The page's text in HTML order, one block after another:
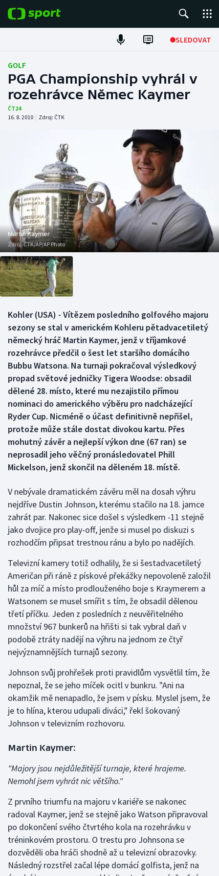
SLEDOVAT
Fotbal
Hokej
Tenis
DALŠÍ SPORTY
Americký fotbal
Baseball a softbal
Basketbal
Biatlon
Boby a skeleton
Box
Curling
Dostihy
Florbal
Futsal
Golf
Gymnastika
Jezdectví
Judo
Lezení
Lyže a snowboard
Moderní pětiboj
Motorsport
Olympijské hry
Parasport
Plavání
Plážový volejbal
Ragby
Rychlobruslení
Rychlostní kanoistika
Short track
Sportovní střelba
NEPŘEHLÉDNĚTE
Soutěže
Historické návraty
Aplikace ČT sport
AZ kvíz
GOLF
PGA Championship vyhrál v
rozehrávce Němec Kaymer
ČT24
16. 8. 2010 | Zdroj: ČTK
Martin Kaymer
Zdroj:ČTK/AP/AP Photo
Kohler (USA) - Vítězem posledního golfového majoru
sezony se stal v americkém Kohleru pětadvacetiletý
německý hráč Martin Kaymer, jenž v tříjamkové
rozehrávce předčil o šest let staršího domácího
Bubbu Watsona. Na turnaji pokračoval výsledkový
propad světové jedničky Tigera Woodse: obsadil
dělené 28. místo, které mu nezajistilo přímou
nominaci do amerického výběru pro nadcházející
Ryder Cup. Nicméně o účast definitivně nepřišel,
protože může stále dostat divokou kartu. Přes
mohutný závěr a nejlepší výkon dne (67 ran) se
neprosadil jeho věčný pronásledovatel Phill
Mickelson, jenž skončil na děleném 18. místě.
V nebývale dramatickém závěru měl na dosah výhru
nejdříve Dustin Johnson, kterému stačilo na 18. jamce
zahrát par. Nakonec sice došel s výsledkem -11 stejně
jako dvojice pro play-off, jenže si musel po diskuzi s
rozhodčím připsat trestnou ránu a bylo po nadějích.
Televizní kamery totiž odhalily, že si šestadvacetiletý
Američan při ráně z pískové překážky nepovoleně založil
hůl za míč a místo prodlouženého boje s Kraymerem a
Watsonem se musel smířit s tím, že obsadil dělenou
třetí příčku. Jeden z posledních z neuvěřitelného
množství 967 bunkerů na hřišti si tak vybral daň v
podobě ztráty nadějí na výhru na jednom ze čtyř
nejvýznamnějších turnajů sezony.
Johnson svůj prohřešek proti pravidlům vysvětlil tím, že
nepoznal, že se jeho míček ocitl v bunkru. "Ani na
okamžik mě nenapadlo, že jsem v písku. Myslel jsem, že
je to hlína, kterou udupali diváci," řekl šokovaný
Johnson v televizním rozhovoru.
Martin Kaymer:
"Majory jsou nejdůležitější turnaje, které hrajeme.
Nemohl jsem vyhrát nic většího."
Z prvního triumfu na majoru v kariéře se nakonec
radoval Kaymer, jenž se stejně jako Watson připravoval
po dokončení svého čtvrtého kola na rozehrávku v
tréninkovém prostoru. O trestu pro Johnsona se
dozvěděli oba hráči shodně až u televizní obrazovky.
Následný rozstřel začal lépe domácí golfista, jenž na